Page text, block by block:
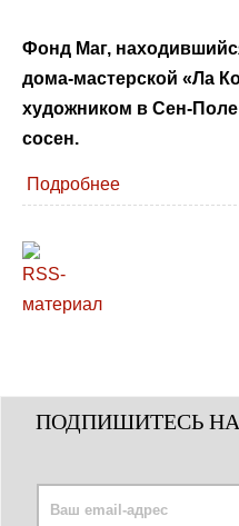
Фонд Маг,
дома-мастерской «Ла
художником в Сен-
сосен.
Подробнее
ПОДПИШИТЕСЬ